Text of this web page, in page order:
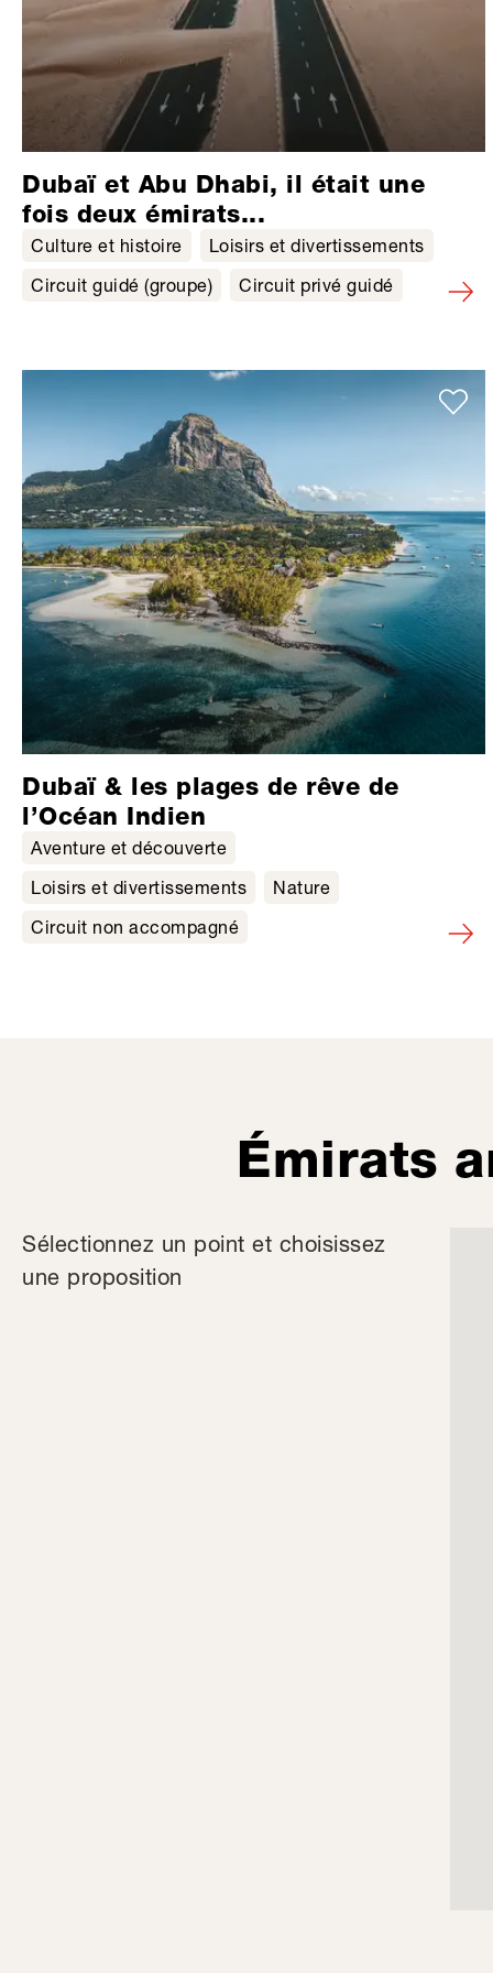
Dubaï et Abu Dhabi, il était une
fois deux émirats...
Culture et histoire
Loisirs et divertissements
Circuit guidé (groupe)
Circuit privé guidé
Dubaï & les plages de rêve de
l’Océan Indien
Aventure et découverte
Loisirs et divertissements
Nature
Circuit non accompagné
Émirats
Sélectionnez un point et choisissez
une proposition